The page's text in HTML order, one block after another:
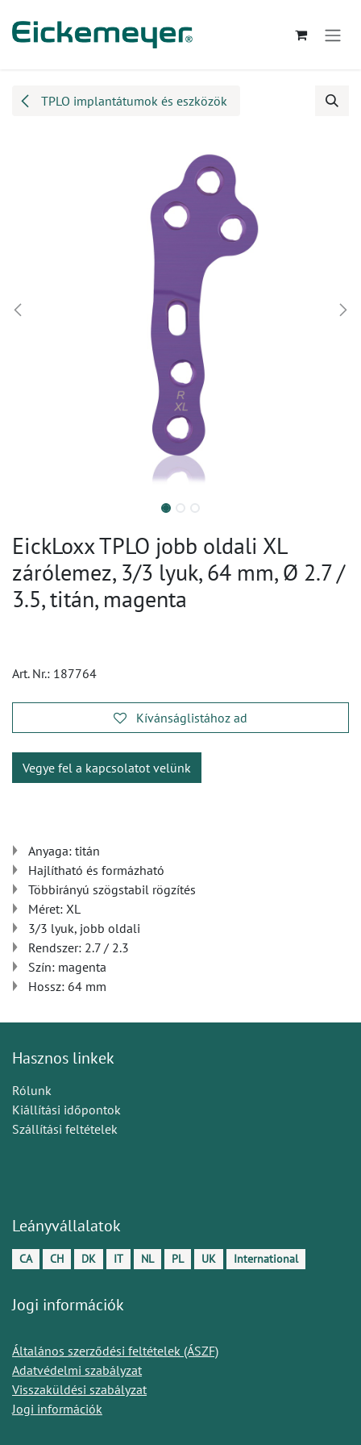
TPLO implantátumok és eszközök
EickLoxx TPLO jobb oldali XL
zárólemez, 3/3 lyuk, 64 mm, Ø 2.7 /
3.5, titán, magenta
Art. Nr.: 187764
Kívánságlistához ad
Vegye fel a kapcsolatot velünk
Anyaga: titán
Hajlítható és formázható
Többirányú szögstabil rögzítés
Méret: XL
3/3 lyuk, jobb oldali
Rendszer: 2.7 / 2.3
Szín: magenta
Hossz: 64 mm
Hasznos linkek
Rólunk
Kiállítási időpontok
Szállítási feltételek
Leányvállalatok
CA CH DK IT NL PL UK International
Jogi információk
Általános szerződési feltételek (ÁSZF)
Adatvédelmi szabályzat
Visszaküldési szabályzat
Jogi információk